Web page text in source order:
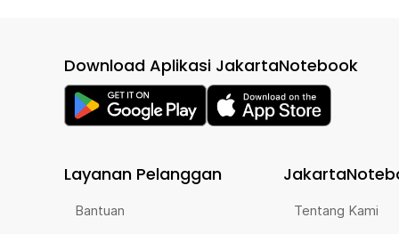
Download Aplikasi JakartaNotebook
Layanan Pelanggan
Bantuan Tentang Kami